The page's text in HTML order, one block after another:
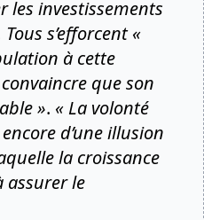
les investissements
s’efforcent «
à cette
que son
». « La volonté
d’une illusion
la croissance
le